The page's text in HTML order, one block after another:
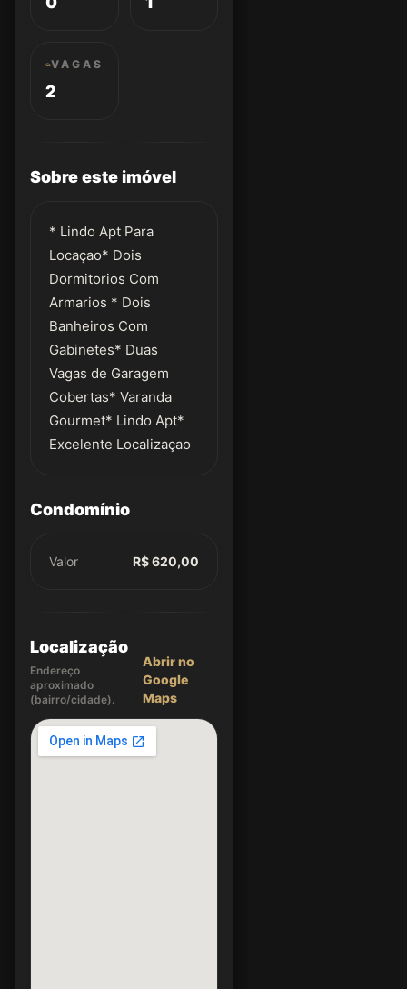
VAGAS
2
Sobre este imóvel
* Lindo Apt Para
Locaçao* Dois
Dormitorios Com
Armarios * Dois
Banheiros Com
Gabinetes* Duas
Vagas de Garagem
Cobertas* Varanda
Gourmet* Lindo Apt*
Excelente Localizaçao
Condomínio
Valor R$ 620,00
Localização
Endereço
aproximado
(bairro/cidade).
Abrir no
Google
Maps